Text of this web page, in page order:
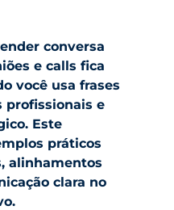
conversa
e calls fica
você usa frases
profissionais e
Este
práticos
alinhamentos
clara no